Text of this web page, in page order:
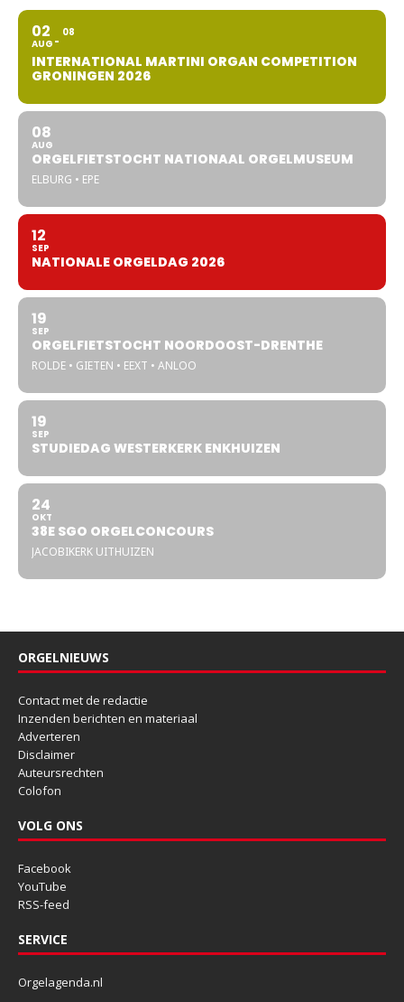
02
AUG
08
INTERNATIONAL MARTINI ORGAN COMPETITION
GRONINGEN 2026
08
AUG
ORGELFIETSTOCHT NATIONAAL ORGELMUSEUM
ELBURG • EPE
12
SEP
NATIONALE ORGELDAG 2026
19
SEP
ORGELFIETSTOCHT NOORDOOST-DRENTHE
ROLDE • GIETEN • EEXT • ANLOO
19
SEP
STUDIEDAG WESTERKERK ENKHUIZEN
24
OKT
38E SGO ORGELCONCOURS
JACOBIKERK UITHUIZEN
ORGELNIEUWS
Contact met de redactie
Inzenden berichten en materiaal
Adverteren
Disclaimer
Auteursrechten
Colofon
VOLG ONS
Facebook
YouTube
RSS-feed
SERVICE
Orgelagenda.nl